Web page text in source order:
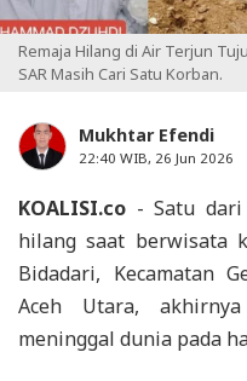
Remaja Hilang di Air Terjun
SAR Masih Cari Satu Korban.
Mukhtar Efendi
22:40 WIB, 26 Jun 2026
KOALISI.co - Satu
hilang saat berwisata
Bidadari, Kecamatan
Aceh Utara,
meninggal dunia pada